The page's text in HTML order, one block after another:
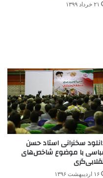
۲۱ خرداد ۱۳۹۹
سخنرانی استاد حسن
با موضوع شاخص‌های
۱۶ اردیبهشت ۱۳۹۶